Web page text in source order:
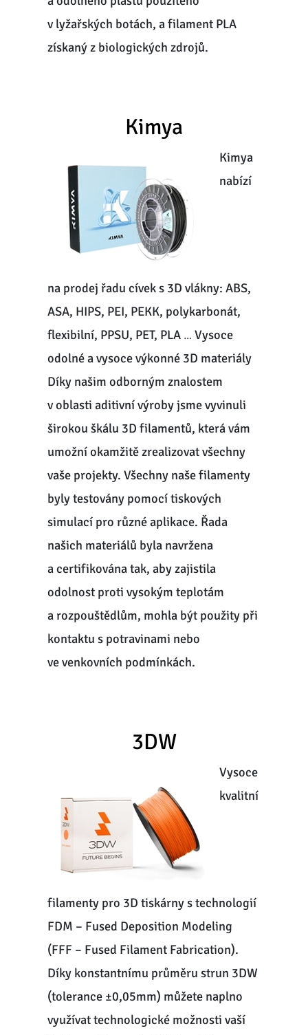
v lyžařských botách, a filament PLA
získaný z biologických zdrojů.
Kimya
Kimya
nabízí
na prodej řadu cívek s 3D vlákny: ABS,
ASA, HIPS, PEI, PEKK, polykarbonát,
flexibilní, PPSU, PET, PLA … Vysoce
odolné a vysoce výkonné 3D materiály
Díky našim odborným znalostem
v oblasti aditivní výroby jsme vyvinuli
širokou škálu 3D filamentů, která vám
umožní okamžitě zrealizovat všechny
vaše projekty. Všechny naše filamenty
byly testovány pomocí tiskových
simulací pro různé aplikace. Řada
našich materiálů byla navržena
a certifikována tak, aby zajistila
odolnost proti vysokým teplotám
a rozpouštědlům, mohla být použity při
kontaktu s potravinami nebo
ve venkovních podmínkách.
3DW
Vysoce
kvalitní
filamenty pro 3D tiskárny s technologií
FDM – Fused Deposition Modeling
(FFF – Fused Filament Fabrication).
Díky konstantnímu průměru strun 3DW
(tolerance ±0,05mm) můžete naplno
využívat technologické možnosti vaší